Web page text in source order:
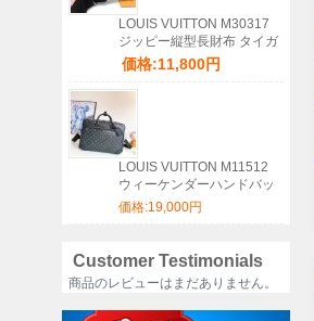
LOUIS VUITTON M30317
ジッピー縦型長財布 タイガ
ブラック サイズ:20x10cm
価格:11,800円
LOUIS VUITTON M11512
ウィーケンダーハンドバッ
グ サイズ:46x31x18cm
価格:19,000円
Customer Testimonials
商品のレビューはまだありません。